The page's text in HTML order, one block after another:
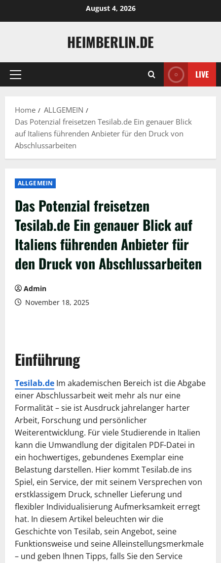
August 4, 2026
HEIMBERLIN.DE
Primary
LIVE
Home
ALLGEMEIN
Das Potenzial freisetzen Tesilab.de Ein genauer Blick
auf Italiens führenden Anbieter für den Druck von
Abschlussarbeiten
ALLGEMEIN
Das Potenzial freisetzen
Tesilab.de Ein genauer Blick auf
Italiens führenden Anbieter für
den Druck von Abschlussarbeiten
Admin
November 18, 2025
Einführung
Tesilab.de Im akademischen Bereich ist die Abgabe
einer Abschlussarbeit weit mehr als nur eine
Formalität – sie ist Ausdruck jahrelanger harter
Arbeit, Forschung und persönlicher
Weiterentwicklung. Für viele Studierende in Italien
kann die Umwandlung der digitalen PDF-Datei in
ein hochwertiges, gebundenes Exemplar eine
Belastung darstellen. Hier kommt Tesilab.de ins
Spiel, ein Service, der mit seinem Versprechen von
erstklassigem Druck, schneller Lieferung und
flexibler Individualisierung Aufmerksamkeit erregt
hat. In diesem Artikel beleuchten wir die
Geschichte von Tesilab, sein Angebot, seine
Funktionsweise und seine Alleinstellungsmerkmale
– und geben Ihnen Tipps, falls Sie den Service